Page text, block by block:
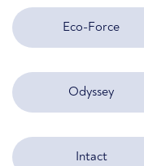
Eco-Force
Odyssey
Intact